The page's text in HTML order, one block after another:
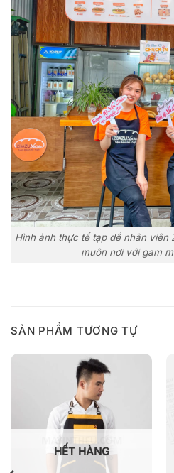
Hình ảnh thực tế tạp dề nhân viên
muôn nơi với gam
SẢN PHẨM TƯƠNG TỰ
HẾT HÀNG